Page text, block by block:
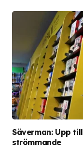
Säverman: Upp
strömmande